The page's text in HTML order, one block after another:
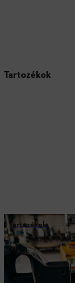
Tartozékok
Tartozékok